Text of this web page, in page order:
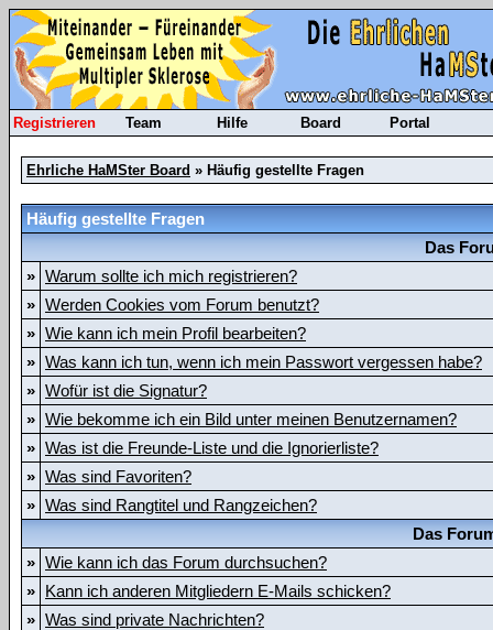
Registrieren Team Hilfe Board Portal
Ehrliche HaMSter Board » Häufig gestellte Fragen
Häufig gestellte Fragen
Das
» Warum sollte ich mich registrieren?
» Werden Cookies vom Forum benutzt?
» Wie kann ich mein Profil bearbeiten?
» Was kann ich tun, wenn ich mein Passwort vergessen habe?
» Wofür ist die Signatur?
» Wie bekomme ich ein Bild unter meinen Benutzernamen?
» Was ist die Freunde-Liste und die Ignorierliste?
» Was sind Favoriten?
» Was sind Rangtitel und Rangzeichen?
Das
» Wie kann ich das Forum durchsuchen?
» Kann ich anderen Mitgliedern E-Mails schicken?
» Was sind private Nachrichten?